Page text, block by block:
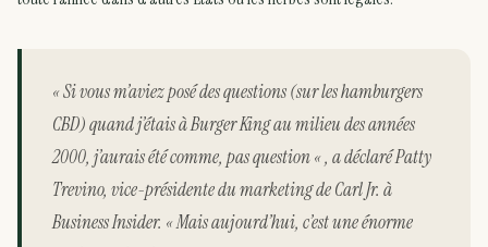
« Si vous m’aviez posé des questions (sur les hamburgers
CBD) quand j’étais à Burger King au milieu des années
2000, j’aurais été comme, pas question « , a déclaré Patty
Trevino, vice-présidente du marketing de Carl Jr. à
Business Insider. « Mais aujourd’hui, c’est une énorme